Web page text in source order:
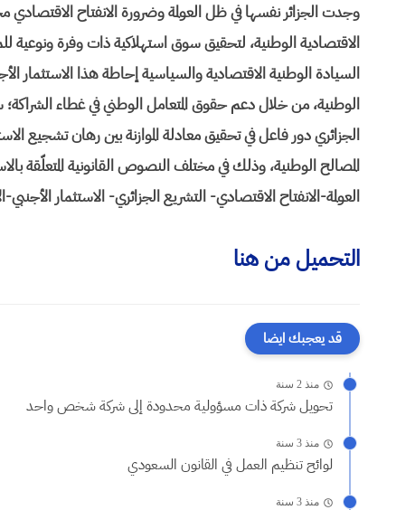
وجدت الجزائر نفسها في ظل العولمة وضرورة الانفتاح الاقتصادي
الاقتصادية الوطنية، لتحقيق سوق استهلاكية ذات وفرة ونوعية
السيادة الوطنية الاقتصادية والسياسية إحاطة هذا الاستثمار
الوطنية، من خلال دعم حقوق المتعامل الوطني في غطاء
الجزائري دور فاعل في تحقيق معادلة الموازنة بين رهان تشجيع
المصالح الوطنية، وذلك في مختلف النصوص القانونية المتعلّقة
العولمة-الانفتاح الاقتصادي- التشريع الجزائري- الاستثمار
التحميل من هنا
قد يعجبك ايضا
منذ 2 سنة
تحويل شركة ذات مسؤولية محدودة إلى شركة شخص واحد
منذ 3 سنة
لوائح تنظيم العمل في القانون السعودي
منذ 3 سنة